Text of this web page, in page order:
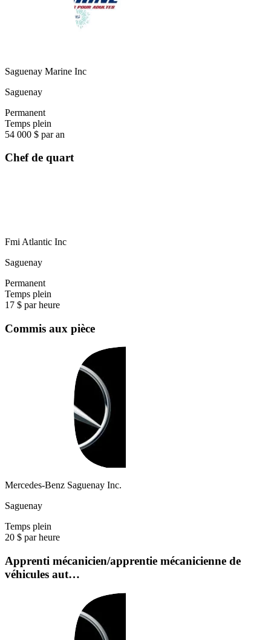
Saguenay Marine Inc
Saguenay
Permanent
Temps plein
54 000 $ par an
Chef de quart
Fmi Atlantic Inc
Saguenay
Permanent
Temps plein
17 $ par heure
Commis aux pièce
Mercedes-Benz Saguenay Inc.
Saguenay
Temps plein
20 $ par heure
Apprenti mécanicien/apprentie mécanicienne de
véhicules aut…